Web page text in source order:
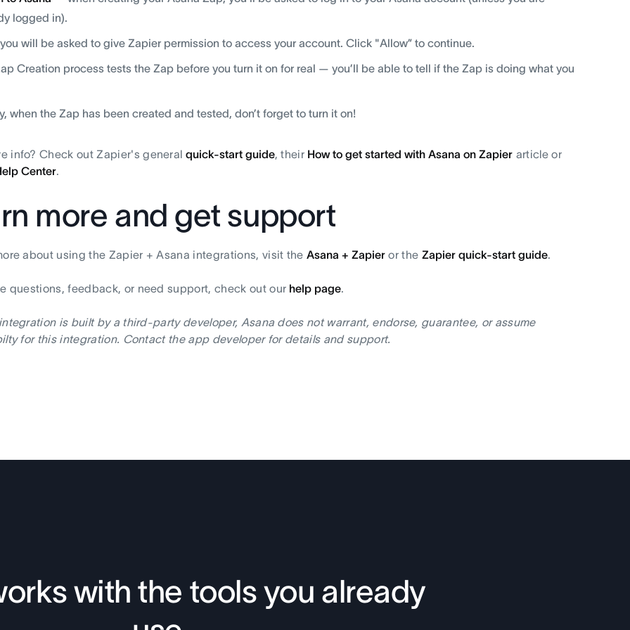
logged in).
will be asked to give Zapier permission to access your account. Click "Allow” to continue.
Creation process tests the Zap before you turn it on for real — you’ll be able to tell if the Zap is doing what you
when the Zap has been created and tested, don’t forget to turn it on!
info? Check out Zapier's general quick-start guide, their How to get started with Asana on Zapier article or
Center.
more and get support
about using the Zapier + Asana integrations, visit theAsana + Zapier or the Zapier quick-start guide.
questions, feedback, or need support, check out our help page.
is built by a third-party developer, Asana does not warrant, endorse, guarantee, or assume
for this integration. Contact the app developer for details and support.
with the tools you already